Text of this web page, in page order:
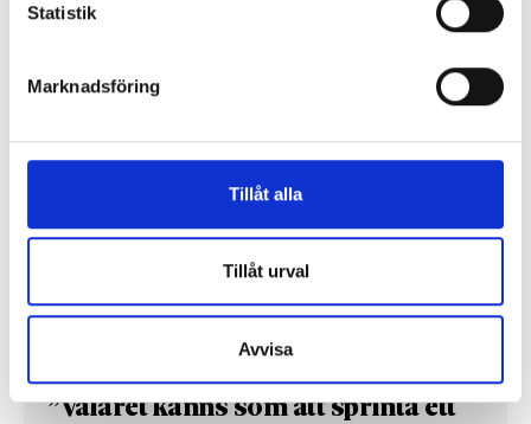
Statistik
Marknadsföring
Tillåt alla
Tillåt urval
Avvisa
”Valåret känns som att sprinta ett